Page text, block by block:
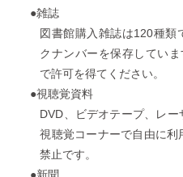
●雑誌
図書館購入雑誌は120種類
クナンバーを保存してい
で許可を得てください。
●視聴覚資料
DVD、ビデオテープ、レ
視聴覚コーナーで自由に利
禁止です。